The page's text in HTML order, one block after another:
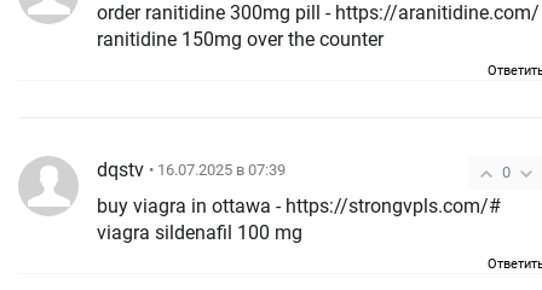
order ranitidine 300mg pill - https://aranitidine.com/
ranitidine 150mg over the counter
0
dqstv • 16.07.2025 в 07:39
buy viagra in ottawa - https://strongvpls.com/#
viagra sildenafil 100 mg